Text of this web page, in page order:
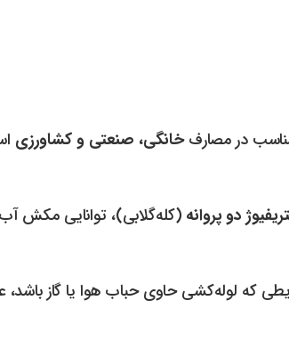
در مصارفخانگی، صنعتی و کشاورزی
دو پروانه (کله‌گلابی)، توانایی مکش
که لوله‌کشی حاوی حباب هوا یا گاز